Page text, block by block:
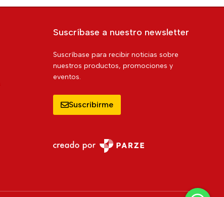
Suscríbase a nuestro newsletter
Suscríbase para recibir noticias sobre
nuestros productos, promociones y
eventos.
Suscribirme